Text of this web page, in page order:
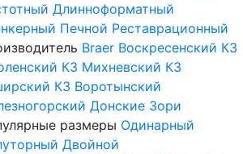
Длинноформатный
Печной Реставрационный
Braer Воскресенский КЗ
КЗ Михневский КЗ
КЗ Воротынский
Донские Зори
размеры Одинарный
Двойной